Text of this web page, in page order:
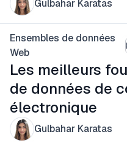
Gulbahar Karatas
Ensembles de données
Web
Les meilleurs
de données de
électronique
Gulbahar Karatas